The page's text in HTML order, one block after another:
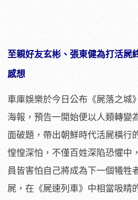
至親好友玄彬、張東健為打活屍
感想
車庫娛樂於今日公布《屍落之城
海報，預告一開始便以人類轉變
面破題，帶出朝鮮時代活屍橫行
惶惶深怕，不僅百姓深陷恐懼中
員皆害怕自己將成為下一個犧牲
屍，在《屍速列車》中相當吸睛